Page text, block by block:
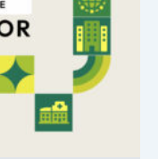
業の採用サイト